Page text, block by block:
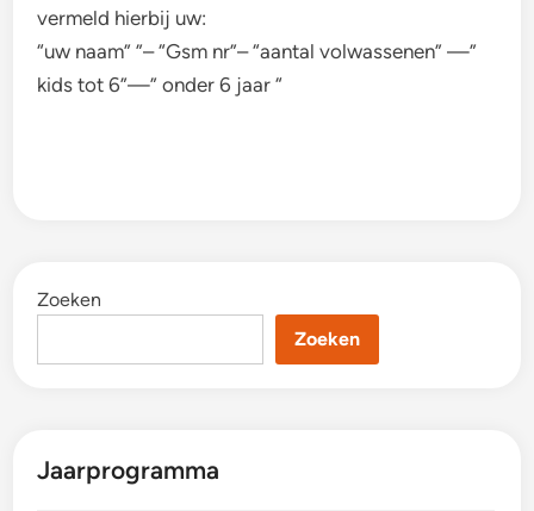
vermeld hierbij uw:
“uw naam” ”– “Gsm nr”– “aantal volwassenen” —”
kids tot 6”—” onder 6 jaar “
Zoeken
Zoeken
Jaarprogramma